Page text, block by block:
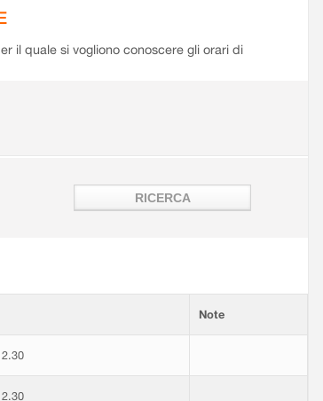
il quale si vogliono conoscere gli orari di
Note